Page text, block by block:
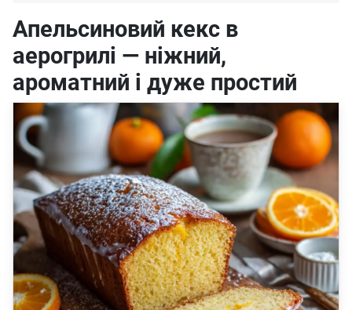
Апельсиновий кекс в
аерогрилі — ніжний,
ароматний і дуже простий